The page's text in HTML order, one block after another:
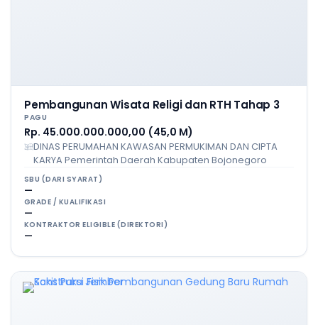
Pembangunan Wisata Religi dan RTH Tahap 3
PAGU
Rp. 45.000.000.000,00 (45,0 M)
DINAS PERUMAHAN KAWASAN PERMUKIMAN DAN CIPTA
KARYA Pemerintah Daerah Kabupaten Bojonegoro
SBU (DARI SYARAT)
—
GRADE / KUALIFIKASI
—
KONTRAKTOR ELIGIBLE (DIREKTORI)
—